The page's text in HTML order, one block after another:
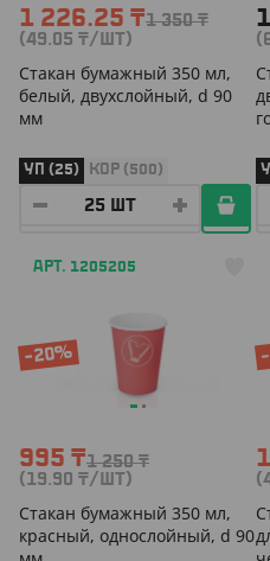
1 226.25 ₸1 350₸
(49.05 ₸/ШТ)
Cтакан бумажный 350 мл,
белый, двухслойный, d 90
мм
УП (25) КОР (500)
АРТ. 1205205
-20%
995 ₸1 250₸
(19.90 ₸/ШТ)
Cтакан бумажный 350 мл,
красный, однослойный, d 90